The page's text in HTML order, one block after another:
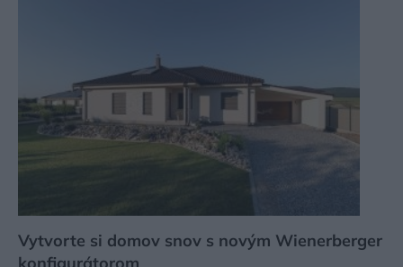
Vytvorte si domov snov s novým Wienerberger